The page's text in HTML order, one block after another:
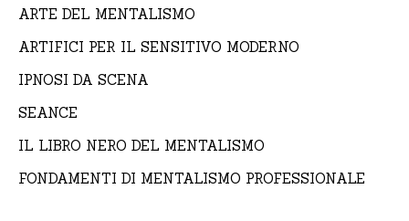
ARTE DEL MENTALISMO
ARTIFICI PER IL SENSITIVO MODERNO
IPNOSI DA SCENA
SEANCE
IL LIBRO NERO DEL MENTALISMO
FONDAMENTI DI MENTALISMO PROFESSIONALE